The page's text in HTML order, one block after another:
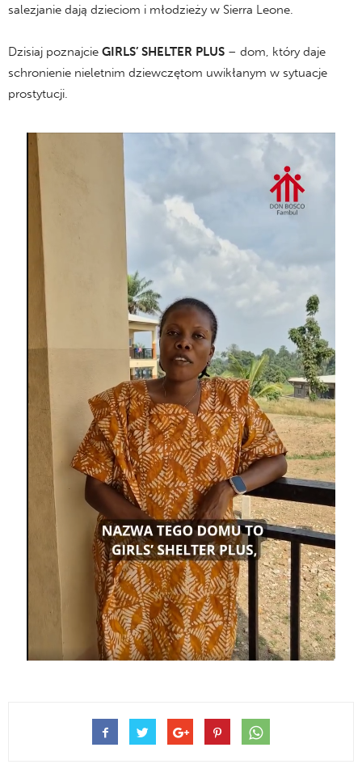
salezjanie dają dzieciom i młodzieży w Sierra Leone.
Dzisiaj poznajcie GIRLS’ SHELTER PLUS – dom, który daje
schronienie nieletnim dziewczętom uwikłanym w sytuacje
prostytucji.